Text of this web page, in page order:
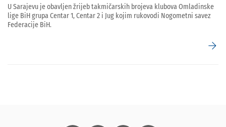
U Sarajevu je obavljen žrijeb takmičarskih brojeva klubova Omladinske
lige BiH grupa Centar 1, Centar 2 i Jug kojim rukovodi Nogometni savez
Federacije BiH.
arrow_forward